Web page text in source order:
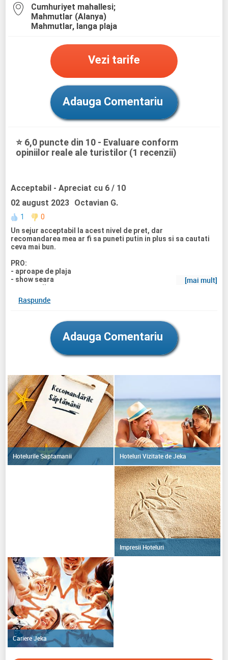
Cumhuriyet mahallesi;
Mahmutlar (Alanya)
Mahmutlar, langa plaja
Vezi tarife
Adauga Comentariu
⭐ 6,0 puncte din 10 - Evaluare conform
opiniilor reale ale turistilor (1 recenzii)
Acceptabil - Apreciat cu 6 / 10
02 august 2023 Octavian G.
1
0
Un sejur acceptabil la acest nivel de pret, dar
recomandarea mea ar fi sa puneti putin in plus si sa cautati
ceva mai bun.
PRO:
- aproape de plaja
- show seara
- apa marii curata
- departe de aeroport (~3 ore cu autocarul)
- stanci in apa
- bere si bauturi alcoolice se pot servi doar la bar sau in
restaurant - pe plaja ai doar suc si cafea - in camera nu poti
lua nimic, decat daca reusesti sa eviti sa fii prins :)
engleza
[mai mult]
Raspunde
Adauga Comentariu
Hotelurile Saptamanii Hoteluri Vizitate de Jeka
Impresii Hoteluri
Cariere Jeka